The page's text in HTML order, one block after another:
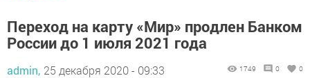
Переход на карту «Мир» продлен Банком
России до 1 июля 2021 года
admin, 25 декабря 2020 - 09:33 1749 0 0